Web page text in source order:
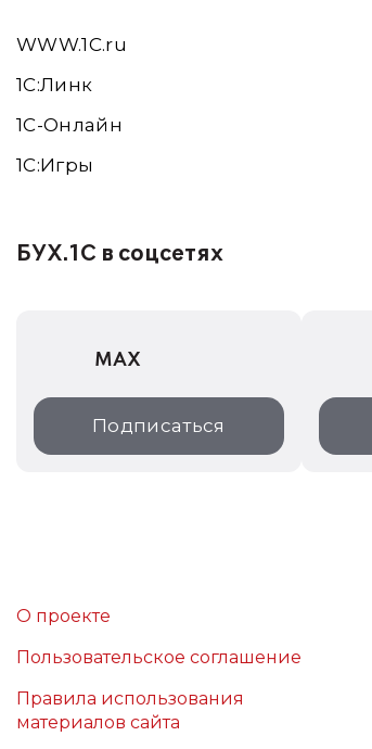
WWW.1С.ru
1С:Линк
1С-Онлайн
1C:Игры
БУХ.1С в соцсетях
MAX
Подписаться
О проекте
Пользовательское соглашение
Правила использования
материалов сайта